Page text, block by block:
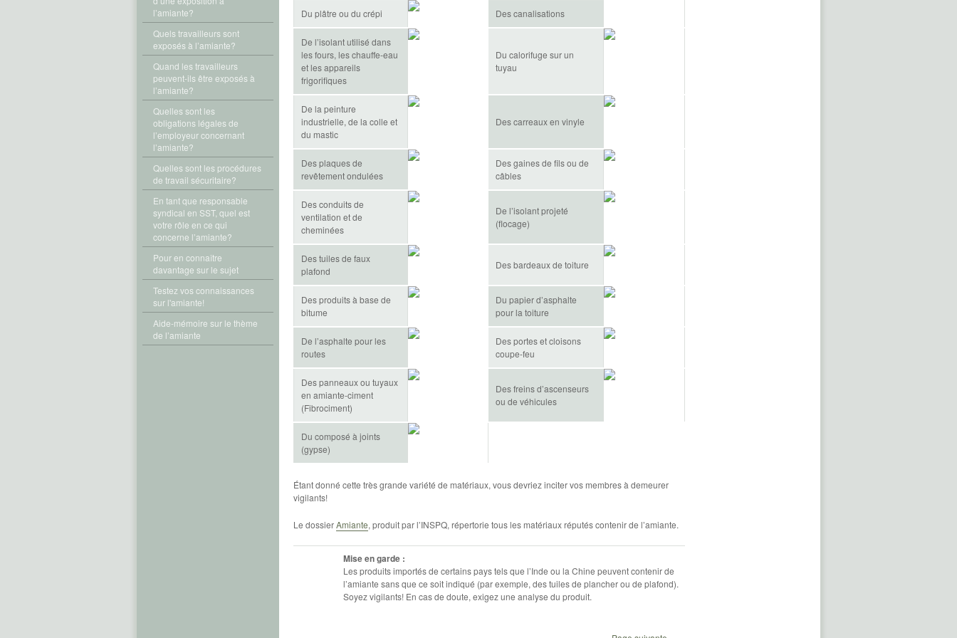
l’amiante?
Quels travailleurs sont
exposés à l’amiante?
Quand les travailleurs
peuvent-ils être exposés à
l’amiante?
Quelles sont les
obligations légales de
l’employeur concernant
l’amiante?
Quelles sont les procédures
de travail sécuritaire?
En tant que responsable
syndical en SST, quel est
votre rôle en ce qui
concerne l’amiante?
Pour en connaître
davantage sur le sujet
Testez vos connaissances
sur l'amiante!
Aide-mémoire sur le thème
de l’amiante
Du plâtre ou du crépi Des canalisations
De l’isolant utilisé dans
les fours, les chauffe-eau
et les appareils
frigorifiques
Du calorifuge sur un
tuyau
De la peinture
industrielle, de la colle et
du mastic
Des carreaux en vinyle
Des plaques de
revêtement ondulées
Des gaines de fils ou de
câbles
Des conduits de
ventilation et de
cheminées
De l’isolant projeté
(flocage)
Des tuiles de faux
plafond
Des bardeaux de toiture
Des produits à base de
bitume
Du papier d’asphalte
pour la toiture
De l’asphalte pour les
routes
Des portes et cloisons
coupe-feu
Des panneaux ou tuyaux
en amiante-ciment
(Fibrociment)
Des freins d’ascenseurs
ou de véhicules
Du composé à joints
(gypse)
Étant donné cette très grande variété de matériaux, vous devriez inciter vos membres à demeurer
vigilants!
Le dossierAmiante, produit par l’INSPQ, répertorie tous les matériaux réputés contenir de l’amiante.
Mise en garde :
Les produits importés de certains pays tels que l’Inde ou la Chine peuvent contenir de
l’amiante sans que ce soit indiqué (par exemple, des tuiles de plancher ou de plafond).
Soyez vigilants! En cas de doute, exigez une analyse du produit.